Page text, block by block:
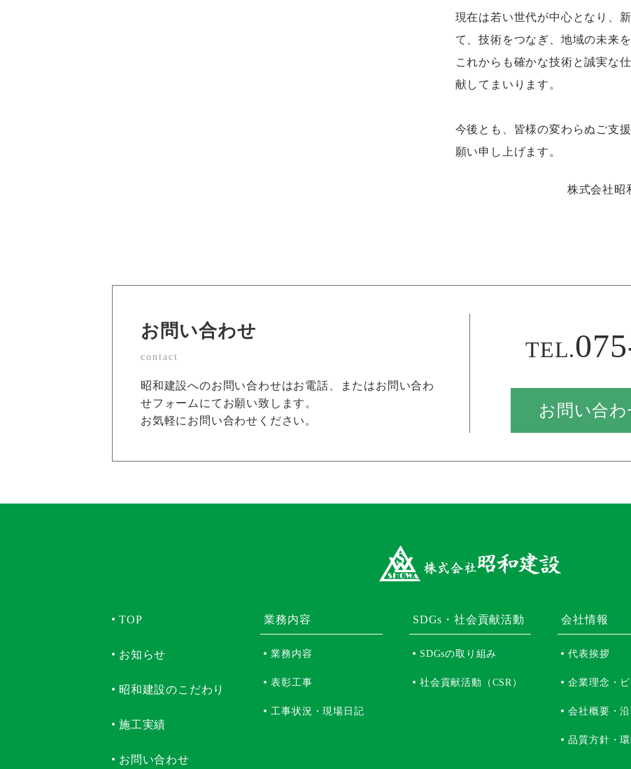
現在は若い世代が中心となり、
て、技術をつなぎ、地域の未来
これからも確かな技術と誠実な
献してまいります。
今後とも、皆様の変わらぬご支
願い申し上げます。
株式会社昭
お問い合わせ
contact
昭和建設へのお問い合わせはお電話、またはお問い合わ
せフォームにてお願い致します。
お気軽にお問い合わせください。
TEL.
お問い合
TOP
お知らせ
昭和建設のこだわり
施工実績
お問い合わせ
業務内容
業務内容
表彰工事
工事状況・現場日記
SDGs・社会貢献活動
SDGsの取り組み
社会貢献活動（CSR）
会社情報
代表挨拶
企業理念・
会社概要・
品質方針・